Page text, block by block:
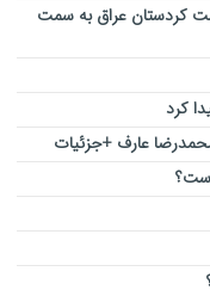
کردستان عراق به سمت
کرد
عارف +جزئیات